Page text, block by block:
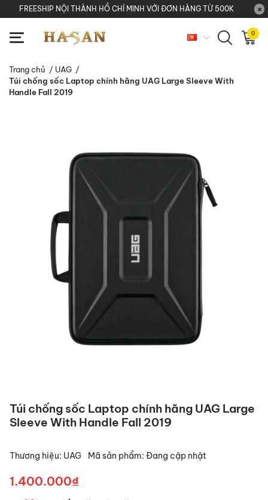
FREESHIP NỘI THÀNH HỒ CHÍ MINH VỚI ĐƠN HÀNG TỪ 500K
0
Trang chủ / UAG /
Túi chống sốc Laptop chính hãng UAG Large Sleeve With
Handle Fall 2019
Túi chống sốc Laptop chính hãng UAG Large
Sleeve With Handle Fall 2019
Thương hiệu: UAG Mã sản phẩm: Đang cập nhật
1.400.000₫